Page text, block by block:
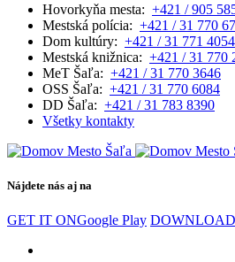
Hovorkyňa mesta: +421 / 905
Mestská polícia: +421 / 31 770
Dom kultúry: +421 / 31 771 4054
Mestská knižnica: +421 / 31 770
MeT Šaľa: +421 / 31 770 3646
OSS Šaľa: +421 / 31 770 6084
DD Šaľa: +421 / 31 783 8390
Všetky kontakty
Nájdete nás aj na
GET IT ONGoogle Play